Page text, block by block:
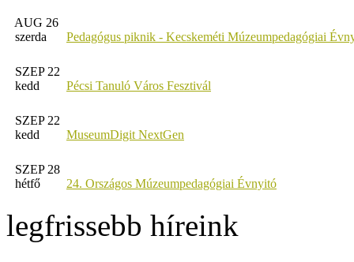
AUG 26
szerda
Pedagógus piknik - Kecskeméti Múzeumpedagógiai
SZEP 22
kedd
Pécsi Tanuló Város Fesztivál
SZEP 22
kedd
MuseumDigit NextGen
SZEP 28
hétfő
24. Országos Múzeumpedagógiai Évnyitó
legfrissebb híreink